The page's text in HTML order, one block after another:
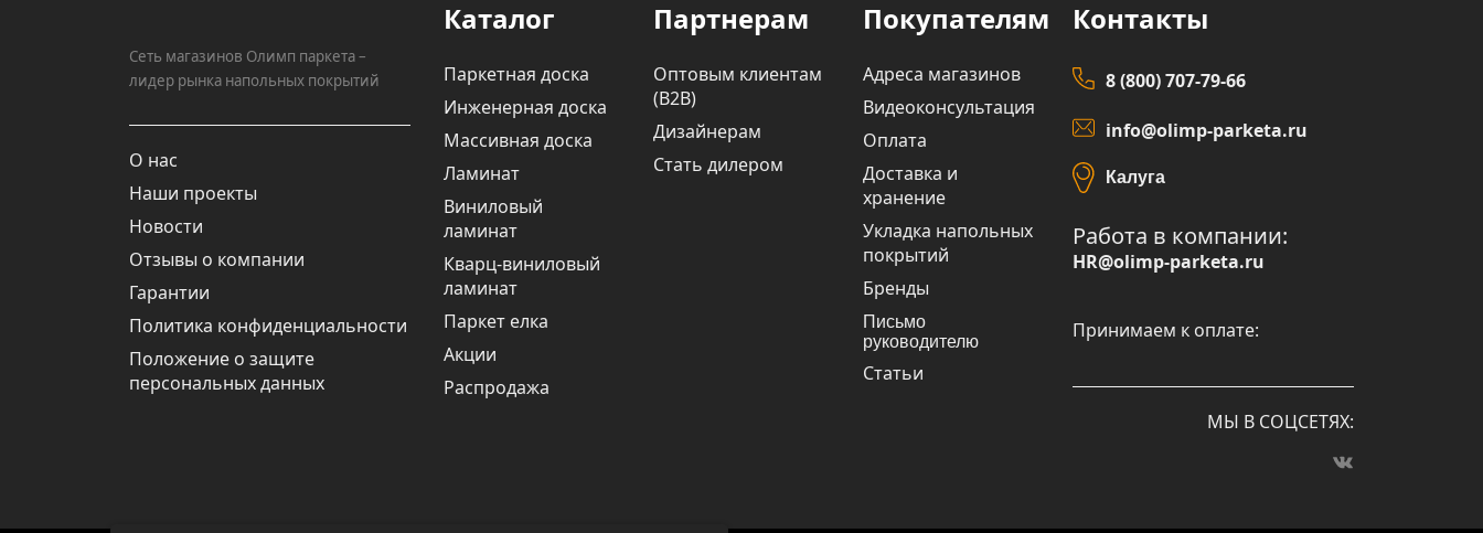
Сеть магазинов Олимп паркета –
лидер рынка напольных покрытий
О нас
Наши проекты
Новости
Отзывы о компании
Гарантии
Политика конфиденциальности
Положение о защите
персональных данных
Каталог
Паркетная доска
Инженерная доска
Массивная доска
Ламинат
Виниловый
ламинат
Кварц-виниловый
ламинат
Паркет елка
Акции
Распродажа
Партнерам
Оптовым клиентам
(В2В)
Дизайнерам
Стать дилером
Покупателям
Адреса магазинов
Видеоконсультация
Оплата
Доставка и
хранение
Укладка напольных
покрытий
Бренды
Письмо
руководителю
Статьи
Контакты
8 (800) 707-79-66
info@olimp-parketa.ru
Калуга
Работа в компании:
HR@olimp-parketa.ru
Принимаем к оплате:
МЫ В СОЦСЕТЯХ: